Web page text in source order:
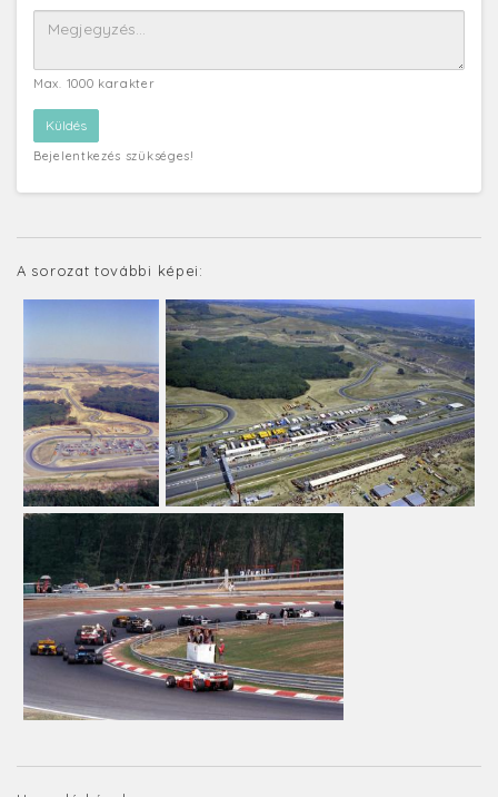
Max. 1000 karakter
Bejelentkezés szükséges!
A sorozat további képei: